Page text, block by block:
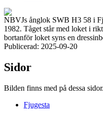
NBVJs ånglok SWB H3 58 i
1982. Tåget står med loket i
bortanför loket syns en
Publicerad: 2025-09-20
Sidor
Bilden finns med på dessa sidor.
Fjugesta